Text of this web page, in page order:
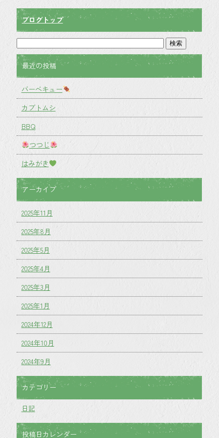
ブログトップ
最近の投稿
バーベキュー
カブトムシ
BBQ
つつじ
はみがき
アーカイブ
2025年11月
2025年8月
2025年5月
2025年4月
2025年3月
2025年1月
2024年12月
2024年10月
2024年9月
カテゴリー
日記
投稿日カレンダー